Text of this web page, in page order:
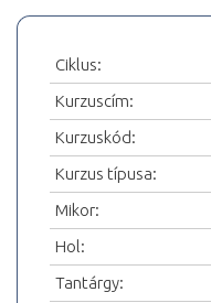
Ciklus:
Kurzuscím:
Kurzuskód:
Kurzus típusa:
Mikor:
Hol:
Tantárgy: